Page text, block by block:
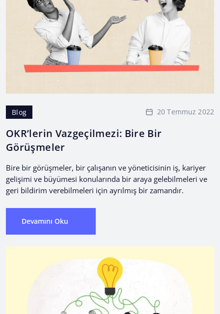
Blog 20 Temmuz 2022
OKR’lerin Vazgeçilmezi: Bire Bir
Görüşmeler
Bire bir görüşmeler, bir çalışanın ve yöneticisinin iş, kariyer
gelişimi ve büyümesi konularında bir araya gelebilmeleri ve
geri bildirim verebilmeleri için ayrılmış bir zamandır.
Devamını Oku